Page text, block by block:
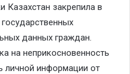
Казахстан закрепила в
данных граждан.
на неприкосновенность
личной информации от